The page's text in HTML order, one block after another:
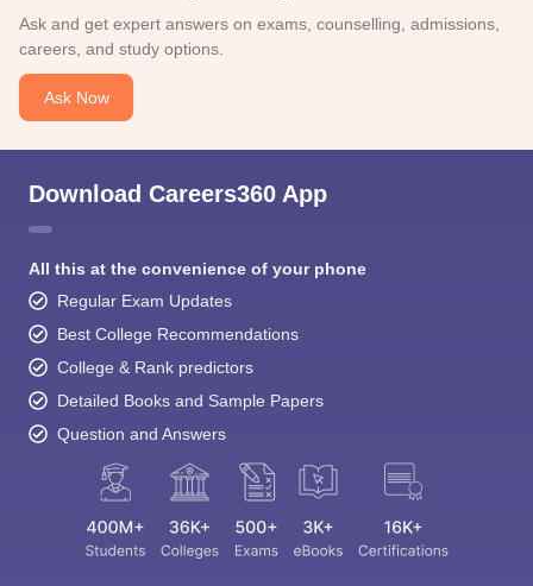
Ask and get expert answers on exams, counselling, admissions,
careers, and study options.
Ask Now
Download Careers360 App
All this at the convenience of your phone
Regular Exam Updates
Best College Recommendations
College & Rank predictors
Detailed Books and Sample Papers
Question and Answers